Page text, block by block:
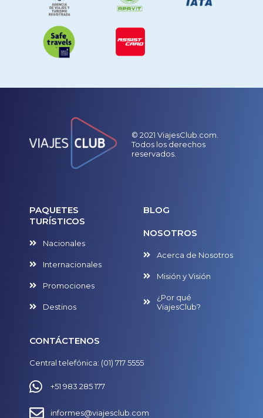
© 2021 ViajesClub.com.
Todos los derechos
reservados.
PAQUETES
TURÍSTICOS
Nacionales
Internacionales
Promociones
Destinos
BLOG
NOSOTROS
Acerca de Nosotros
Misión y Visión
¿Por qué
ViajesClub?
CONTÁCTENOS
Central telefónica: (01) 717 5555
+51 983 285 177
informes@viajesclub.com